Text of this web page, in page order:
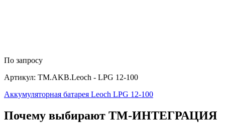
По запросу
Артикул: TM.AKB.Leoch - LPG 12-100
Аккумуляторная батарея Leoch LPG 12-100
Почему выбирают ТМ-ИНТЕГРАЦИЯ